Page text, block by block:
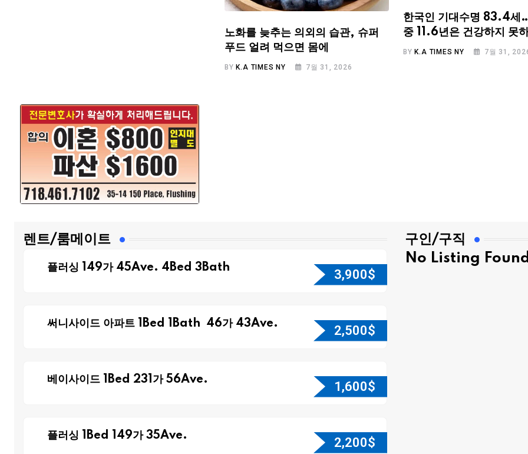
한국인 기대수명 83.4세
중 11.6년은 건강하지 못
BY K.A TIMES NY 7월 31,
노화를 늦추는 의외의 습관, 슈퍼
푸드 얼려 먹으면 몸에
BYK.A TIMES NY 7월 31, 2026
렌트/룸메이트
플러싱 149가 45Ave. 4Bed 3Bath 3,900$
써니사이드 아파트 1Bed 1Bath 46가 43Ave. 2,500$
베이사이드 1Bed 231가 56Ave. 1,600$
플러싱 1Bed 149가 35Ave. 2,200$
구인/구직
No Listing